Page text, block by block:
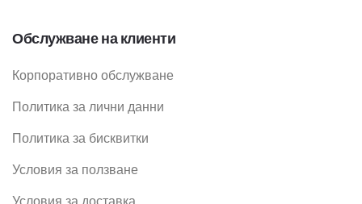
Обслужване на клиенти
Корпоративно обслужване
Политика за лични данни
Политика за бисквитки
Условия за ползване